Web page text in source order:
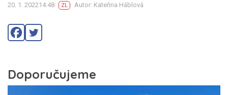
20. 1. 202214:48 ZL Autor: Kateřina Háblová